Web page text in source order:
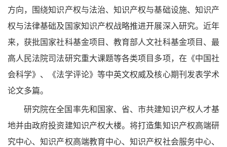
方向，围绕知识产权与法治、知识产权与基础设施、知识产
权与法律基础及国家知识产权战略推进开展深入研究。近年
来，获批国家社科基金项目、教育部人文社科基金项目、最
高人民法院司法研究重大课题等各类项目多项，在《中国社
会科学》、《法学评论》等中英文权威及核心期刊发表学术
论文多篇。
研究院在全国率先和国家、省、市共建知识产权人才基
地并由政府投资建知识产权大楼。将打造集知识产权高端研
究中心、知识产权高端教育中心、知识产权社会服务中心、